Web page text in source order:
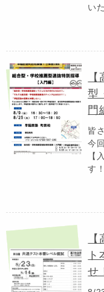
い
型
門
皆
今
【
す！
せ